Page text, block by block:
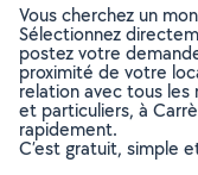
Vous cherchez un
Sélectionnez
postez votre
proximité de votre
relation avec tous
et particuliers, à
rapidement.
C’est gratuit, simple